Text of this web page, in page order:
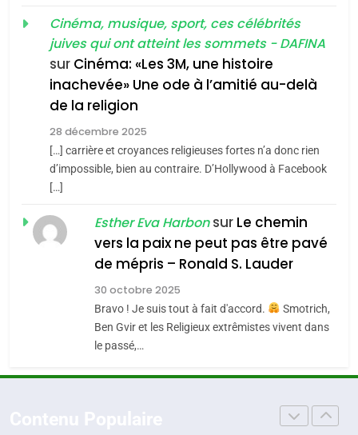
Tout sur la Nostalgie
SOUVENIRS
l’alliance pourrait
s’étendre à 13 pays
d’Amérique latine
ISRAÉL JUDAISME
2025, l’année la plus
meurtrière selon le
rapport d’ADL contre
l’antisémitisme
FRANCE ISRAÉL
FIÈRE, DIGNE ET RÉSILIENTE :
POURQUOI JE REVENDIQUE
CE QUI NOUS MANQUE –
Cinéma, musique, sport, ces célébrités
juives qui ont atteint les sommets - DAFINA
sur Cinéma: «Les 3M, une histoire
inachevée» Une ode à l’amitié au-delà
de la religion
28 décembre 2025
[…] carrière et croyances religieuses fortes n’a donc rien
d’impossible, bien au contraire. D’Hollywood à Facebook
[…]
Esther Eva Harbonsur Le chemin
vers la paix ne peut pas être pavé
de mépris – Ronald S. Lauder
30 octobre 2025
Bravo ! Je suis tout à fait d'accord.
Smotrich,
Ben Gvir et les Religieux extrêmistes vivent dans
le passé,…
Zrihen-Dvir
CE QUI NOUS MANQUE –
Jacques Hadida
JUDAISME
Maroc : Les amandes de
Azilal consacrés produits
du terroir
DAFINA MAROC
Oeil ravageur – Vanessa De
Loya Stauber
CINEMA ISRAÉL
«Tu dis génocide, je dis
guerre»: La nouvelle
chanson de Boy George